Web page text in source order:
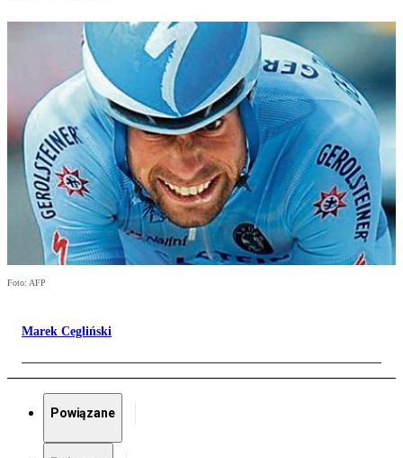
Foto: AFP
Marek Cegliński
Powiązane